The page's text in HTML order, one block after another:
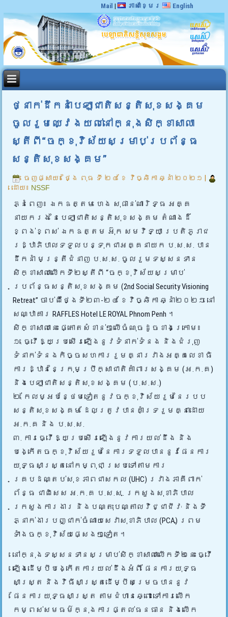
Mail | ភាសាខ្មែរ English
ថ្នាក់ដឹកនាំបេឡាជាតិសន្តិសុខសង្គម
ចូលរួមឈ្វេងយល់នៅក្នុងសិក្ខាសាលា
ស្តីពី“ចក្ខុវិស័យសម្រាប់ប្រព័ន្ធ
សន្តិសុខសង្គម”
ចេញផ្សាយ៖ ថ្ងៃ ពុធ ទី ២៤ ខែ វិច្ឆិកា ឆ្នាំ ២០២១
ដោយ៖ NSSF
ភ្នំពេញ៖ ឯកឧត្តម ហេង សុផាន់ណារិទ្ធ អគ្គ
នាយករង នៃបេឡាជាតិសន្តិសុខសង្គម តំណាងដ៏
ខ្ពង់ខ្ពស់ ឯកឧត្តម អ៊ុក សមវិទ្យា ប្រតិភូរាជ
រដ្ឋាភិបាលទទួលបន្ទុកជាអគ្គនាយក ប.ស.ស. បាន
ដឹកនាំ មន្រ្តីជំនាញ ប.ស.ស. ចូលរួមទស្សនទាន
សិក្ខាសាលាលើកទី២ស្តីពី “ចក្ខុវិស័យសម្រាប់
ប្រព័ន្ធសន្តិសុខសង្គម (2nd Social Security Visioning
Retreat” ចាប់ពីថ្ងៃទី២៣-២៤ ខែវិច្ឆិកា ឆ្នាំ២០២១ នៅ
សណ្ឋាគារ RAFFLES Hotel LE ROYAL Phnom Penh ។
សិក្ខាសាលានេះ ផ្តោតសំខាន់ៗលើចំណុចដូចខាងក្រោម៖
១. ធ្វើឱ្យប្រសើរឡើងនូវទំនាក់ទំនង និងជំរុញ
ទំនាក់ទំនងកិច្ចសហការរួមគ្នារវាងអគ្គលេខា ធិ
ការដ្ឋាននៃក្រុមប្រឹក្សាជាតិគាំពារសង្គម (អ.ក.គ)
និងបេឡាជាតិសន្តិសុខសង្គម (ប.ស.ស.)
២. កែលម្អបន្ថែមទៀតនូវចក្ខុវិស័យរួមនៃរបប
សន្តិសុខសង្គម ដែលត្រូវបានគាំទ្ររួមគ្នាដោយ
អ.ក.គ និង ប.ស.ស.
៣. ការធ្វើឱ្យប្រសើរឡើងនូវការយល់ដឹង និង
បង្កើតចក្ខុវិស័យរួមនៃការទទួលបាននូវផែនការ
យុទ្ធសាស្រ្តនៅកម្ពុជា ស្របទៅតាមការ
គ្របដណ្តប់សុខភាពជាសកល (UHC) រវាងភាគីពាក់
ព័ន្ធ ជាពិសេស អ.ក.គ ប.ស.ស. ក្រសួងសុខាភិបាល
ក្រសួងការងារ និងបណ្តុះបណ្តាលវិជ្ជាជីវៈ និងទី
ភ្នាក់ងារបញ្ជាក់ចំណាយសេវាសុខាភិបាល (PCA) ព្រម
ទាំងចក្ខុវិស័យផ្សេងៗទៀត។
នៅក្នុងទស្សនទានសម្រាប់សិក្ខាសាលាលើកទី២នេះ ធ្វើ
ឡើងដើម្បីបង្កើតការយល់ដឹងអំពី ផែនការយុទ្ធ
សាស្ត្រ និងវិធីសាស្ត្រដើម្បីសម្រេចបាននូវ
ផែនការយុទ្ធសាស្ត្រ តាមជំហានឆ្ពោះ ទៅការលើក
កម្ពស់សមធម៌ក្នុងការផ្តល់ធនធាន និងលើក